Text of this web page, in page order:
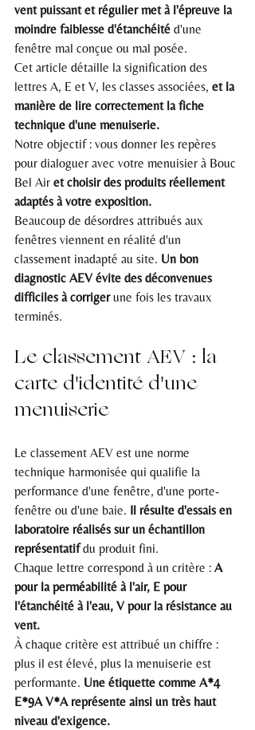
vent puissant et régulier met à l'épreuve la
moindre faiblesse d'étanchéité d'une
fenêtre mal conçue ou mal posée.
Cet article détaille la signification des
lettres A, E et V, les classes associées, et la
manière de lire correctement la fiche
technique d'une menuiserie.
Notre objectif : vous donner les repères
pour dialoguer avec votre menuisier à Bouc
Bel Air et choisir des produits réellement
adaptés à votre exposition.
Beaucoup de désordres attribués aux
fenêtres viennent en réalité d'un
classement inadapté au site. Un bon
diagnostic AEV évite des déconvenues
difficiles à corriger une fois les travaux
terminés.
Le classement AEV : la
carte d'identité d'une
menuiserie
Le classement AEV est une norme
technique harmonisée qui qualifie la
performance d'une fenêtre, d'une porte-
fenêtre ou d'une baie. Il résulte d'essais en
laboratoire réalisés sur un échantillon
représentatif du produit fini.
Chaque lettre correspond à un critère : A
pour la perméabilité à l'air, E pour
l'étanchéité à l'eau, V pour la résistance au
vent.
À chaque critère est attribué un chiffre :
plus il est élevé, plus la menuiserie est
performante. Une étiquette comme A*4
E*9A V*A représente ainsi un très haut
niveau d'exigence.